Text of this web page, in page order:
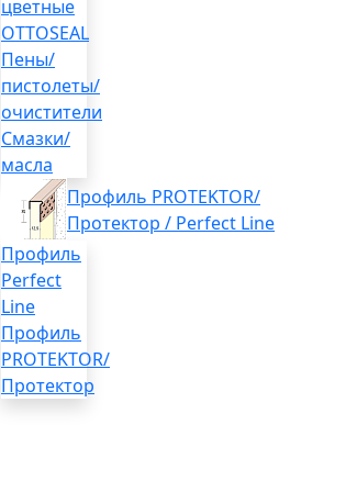
цветные
OTTOSEAL
Пены/
пистолеты/
очистители
Смазки/
масла
Профиль PROTEKTOR/
Протектор / Perfect Line
Профиль
Perfect
Line
Профиль
PROTEKTOR/
Протектор